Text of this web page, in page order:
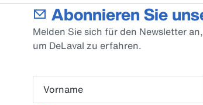
Abonnieren Sie
Melden Sie sich für den Newsletter
um DeLaval zu erfahren.
Vorname